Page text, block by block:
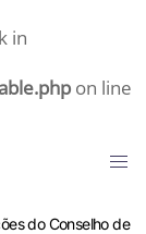
in
on line
do Conselho de